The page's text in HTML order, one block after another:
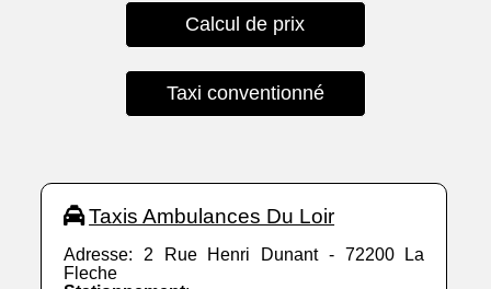
Calcul de prix
Taxi conventionné
Taxis Ambulances Du Loir
Adresse: 2 Rue Henri Dunant - 72200 La
Fleche